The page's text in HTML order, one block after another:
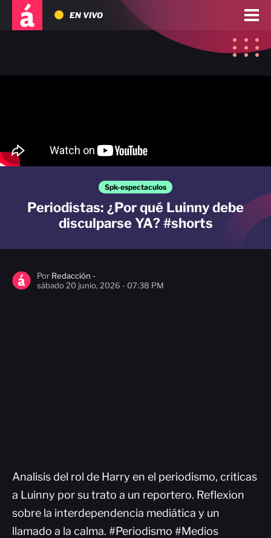
EN VIVO
Spk-espectaculos
Periodistas: ¿Por qué Luinny debe
disculparse YA? #shorts
Por Redacción -
sábado 20 junio, 2026 - 07:38 PM
Analisis del rol de Harry en el periodismo, criticas
a Luinny por su trato a un reportero. Reflexion
sobre la interdependencia mediática y un
llamado a la calma. #Periodismo #Medios